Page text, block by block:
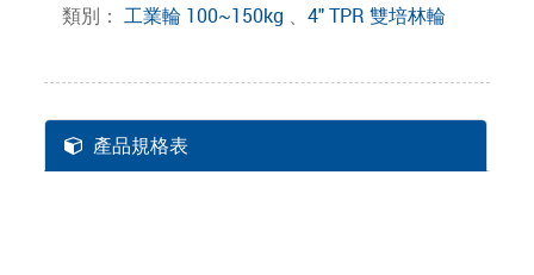
類別：工業輪 100~150kg 、4" TPR 雙培林輪
產品規格表